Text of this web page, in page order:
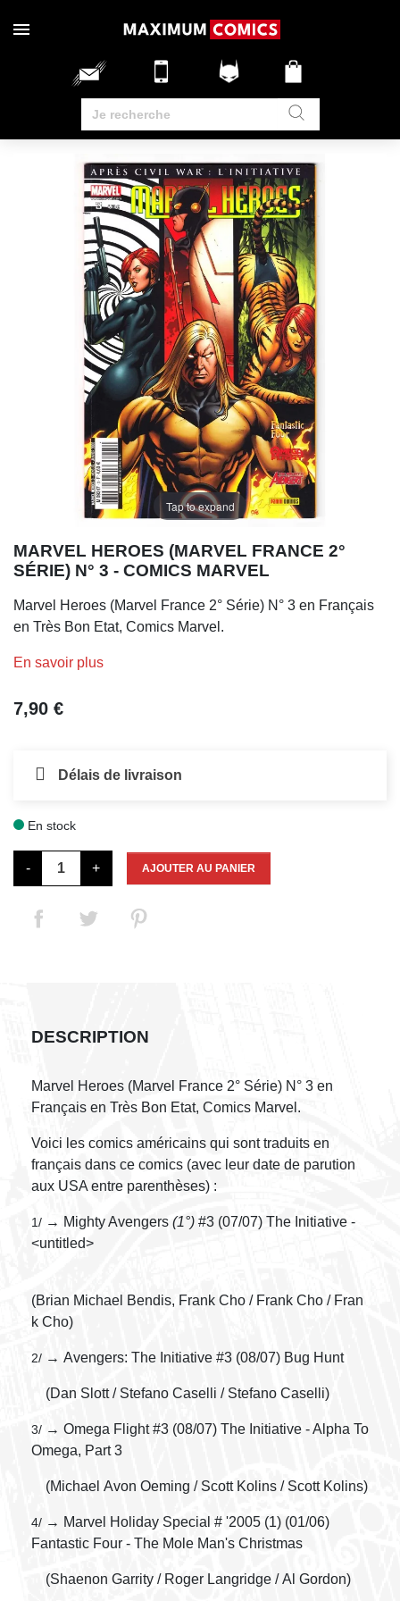
Tap to expand
MARVEL HEROES (MARVEL FRANCE 2°
SÉRIE) N° 3 - COMICS MARVEL
Marvel Heroes (Marvel France 2° Série) N° 3 en Français
en Très Bon Etat, Comics Marvel.
En savoir plus
7,90 €
Délais de livraison
En stock
- + AJOUTER AU PANIER
DESCRIPTION
Marvel Heroes (Marvel France 2° Série) N° 3 en
Français en Très Bon Etat, Comics Marvel.
Voici les comics américains qui sont traduits en
français dans ce comics (avec leur date de parution
aux USA entre parenthèses) :
1/ → Mighty Avengers (1°) #3 (07/07) The Initiative -
<untitled>
(Brian Michael Bendis, Frank Cho / Frank Cho / Fran
k Cho)
2/ → Avengers: The Initiative #3 (08/07) Bug Hunt
(Dan Slott / Stefano Caselli / Stefano Caselli)
3/ → Omega Flight #3 (08/07) The Initiative - Alpha To
Omega, Part 3
(Michael Avon Oeming / Scott Kolins / Scott Kolins)
4/ → Marvel Holiday Special # '2005 (1) (01/06)
Fantastic Four - The Mole Man's Christmas
(Shaenon Garrity / Roger Langridge / Al Gordon)